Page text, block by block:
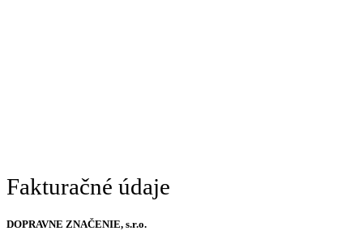
Fakturačné údaje
DOPRAVNE ZNAČENIE, s.r.o.